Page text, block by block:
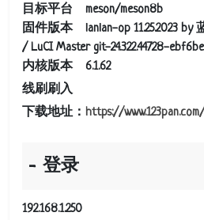
目标平台 meson/meson8b
固件版本 lanlan-op 11.25.2023
/ LuCI Master git-24.322.44728-
内核版本 6.1.62
线刷刷入
下载地址： https://
登录
192.168.1.250